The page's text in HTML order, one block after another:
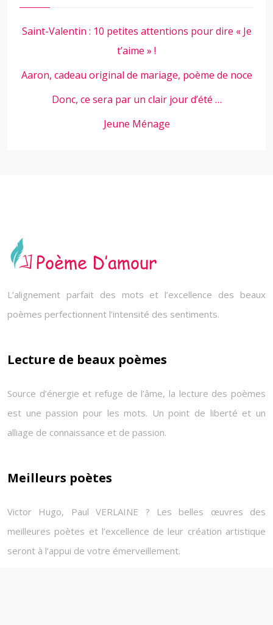
Saint-Valentin : 10 petites attentions pour dire « Je
t’aime » !
Aaron, cadeau original de mariage, poème de noce
Donc, ce sera par un clair jour d’été …
Jeune Ménage
L’alignement parfait des mots et l’excellence des beaux
poèmes perfectionnent l’intensité des sentiments.
Lecture de beaux poèmes
Source d’énergie et refuge de l’âme, la lecture des poèmes
est une passion pour les mots. Un point de liberté et un
alliage de connaissance et de passion.
Meilleurs poètes
Victor Hugo, Paul VERLAINE ? Les belles œuvres des
meilleures poètes et l’excellence de leur création artistique
seront à l’appui de votre émerveillement.